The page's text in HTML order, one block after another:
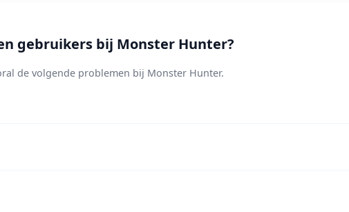
gebruikers bij Monster Hunter?
de volgende problemen bij Monster Hunter.